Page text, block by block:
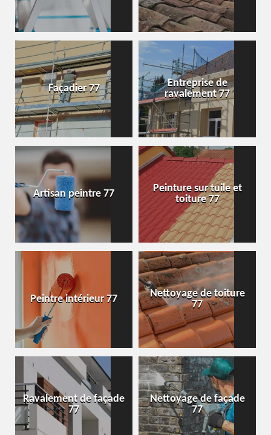
Façadier 77
Entreprise de
ravalement 77
Artisan peintre 77
Peinture sur tuile et
toiture 77
Peintre intérieur 77
Nettoyage de toiture
77
Ravalement de façade
77
Nettoyage de façade
77